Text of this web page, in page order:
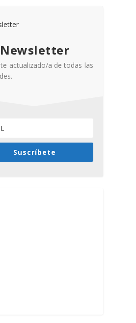
Newsletter
actualizado/a de todas las
Suscríbete